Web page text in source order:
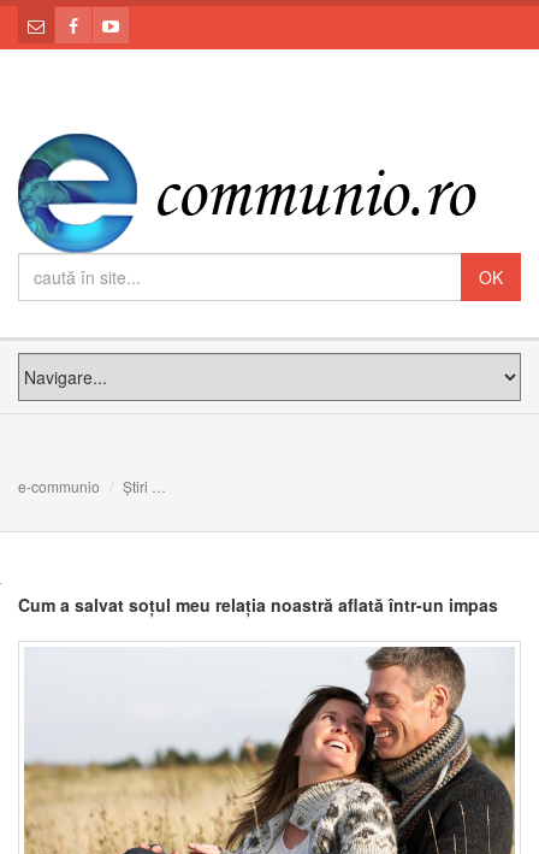
e-communio Știri
Cum a salvat soțul meu relația noastră aflată într-un impas